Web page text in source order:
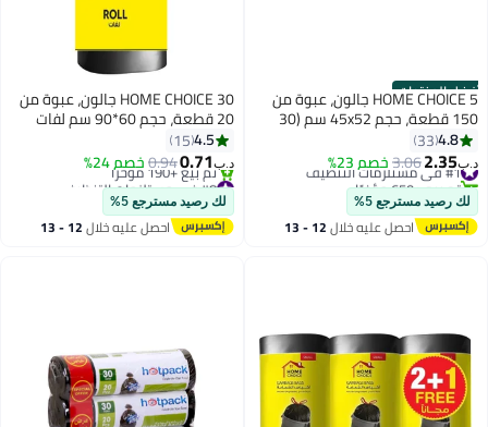
أفضل المنتجات HOME CHOICE 5 جالون، عبوة من
150 قطعة، حجم 45x52 سم (30
كيس قمامة × 5 لفات)، أكياس
قمامة قابلة للتحلل البيولوجي،
بطانات سلة المهملات
4.8
33
د.ب‏2.35
3.06خصم 23% #1 في مستلزمات التنظيف
تم بيع +650 مؤخرًا
#1 في مستلزمات التنظيف
لك رصيد مسترجع 5%
احصل عليه خلال 12 - 13
HOME CHOICE 30 جالون، عبوة من
20 قطعة، حجم 60*90 سم لفات
أكياس القمامة، قابلة للتحلل،
بطانات سلة المهملات
4.5
15
د.ب‏0.71
0.94خصم 24%
#8 في مستلزمات التنظيف
بتخلّص بسرعة
تم بيع +190 مؤخرًا
#8 في مستلزمات التنظيف
لك رصيد مسترجع 5%
احصل عليه خلال 12 - 13